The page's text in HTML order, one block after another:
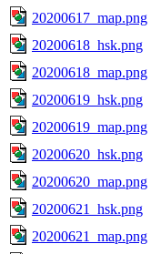
20200617_map.png
20200618_hsk.png
20200618_map.png
20200619_hsk.png
20200619_map.png
20200620_hsk.png
20200620_map.png
20200621_hsk.png
20200621_map.png